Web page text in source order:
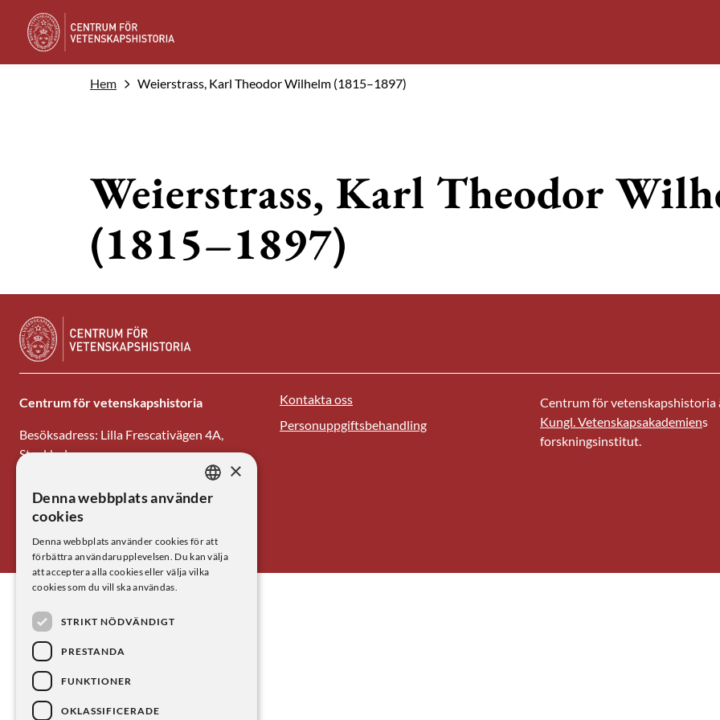
Hem Weierstrass, Karl Theodor Wilhelm (1815–1897)
Weierstrass, Karl Theodor
(1815–1897)
Centrum för vetenskapshistoria
Besöksadress: Lilla Frescativägen 4A,
Stockholm
E-post: centrum@kva.se
Kontakta oss
Personuppgiftsbehandling
Centrum för vetenskapshistoria
Kungl. Vetenskapsakademiens
forskningsinstitut.
SWEDISH
×
Denna webbplats använder
cookies
Denna webbplats använder cookies för att
förbättra användarupplevelsen. Du kan välja
att acceptera alla cookies eller välja vilka
cookies som du vill ska användas.
STRIKT NÖDVÄNDIGT
PRESTANDA
FUNKTIONER
OKLASSIFICERADE